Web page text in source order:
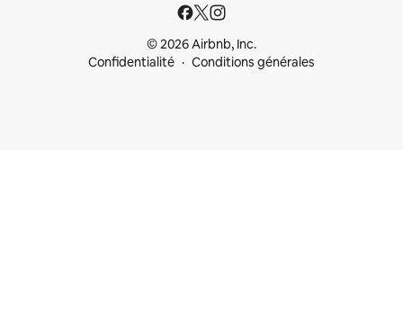
© 2026 Airbnb, Inc.
Confidentialité
Conditions générales